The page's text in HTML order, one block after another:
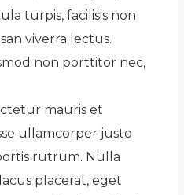
turpis, facilisis non
viverra lectus.
non porttitor nec,
mauris et
ullamcorper justo
rutrum. Nulla
placerat, eget